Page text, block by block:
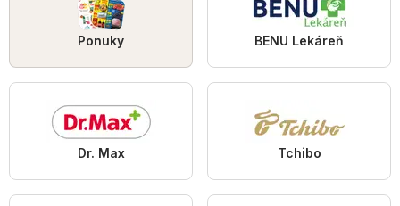
Ponuky BENU Lekáreň
Dr. Max Tchibo